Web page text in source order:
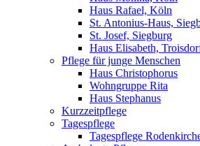
Haus Rafael, Köln
St. Antonius-Haus,
St. Josef, Siegburg
Haus Elisabeth,
Pflege für junge Menschen
Haus Christophorus
Wohngruppe Rita
Haus Stephanus
Kurzzeitpflege
Tagespflege
Tagespflege